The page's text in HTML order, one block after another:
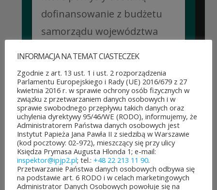
dofinansowanie z budżetu
samorządu województwa
województwa mazowieckiego
po...
CZYTAJ DALEJ
JUBILEUSZOWE XXV MISTRZOSTWA POLSKI
DUCHOWIEŃSTWA W SZACHACH
INFORMACJA NA TEMAT CIASTECZEK
Zgodnie z art. 13 ust. 1 i ust. 2 rozporządzenia
Parlamentu Europejskiego i Rady (UE) 2016/679 z 27
kwietnia 2016 r. w sprawie ochrony osób fizycznych w
związku z przetwarzaniem danych osobowych i w
sprawie swobodnego przepływu takich danych oraz
uchylenia dyrektywy 95/46/WE (RODO), informujemy, że
Administratorem Państwa danych osobowych jest
Instytut Papieża Jana Pawła II z siedzibą w Warszawie
(kod pocztowy: 02-972), mieszczący się przy ulicy
Księdza Prymasa Augusta Hlonda 1; e-mail:
inspektor@ipjp2.pl; tel.: +48 22 213 11 90.
Przetwarzanie Państwa danych osobowych odbywa się
na podstawie art. 6 RODO i w celach marketingowych
Administrator Danych Osobowych powołuje się na